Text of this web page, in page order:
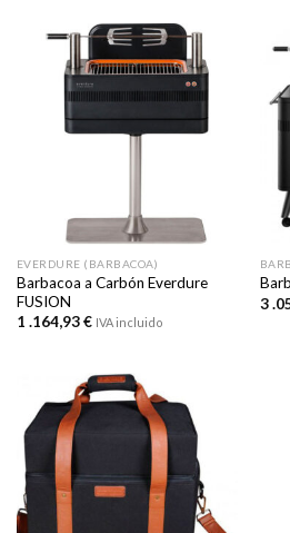
EVERDURE (BARBACOA)
Barbacoa a Carbón Everdure
FUSION
1 .164,93€ IVA incluido
3